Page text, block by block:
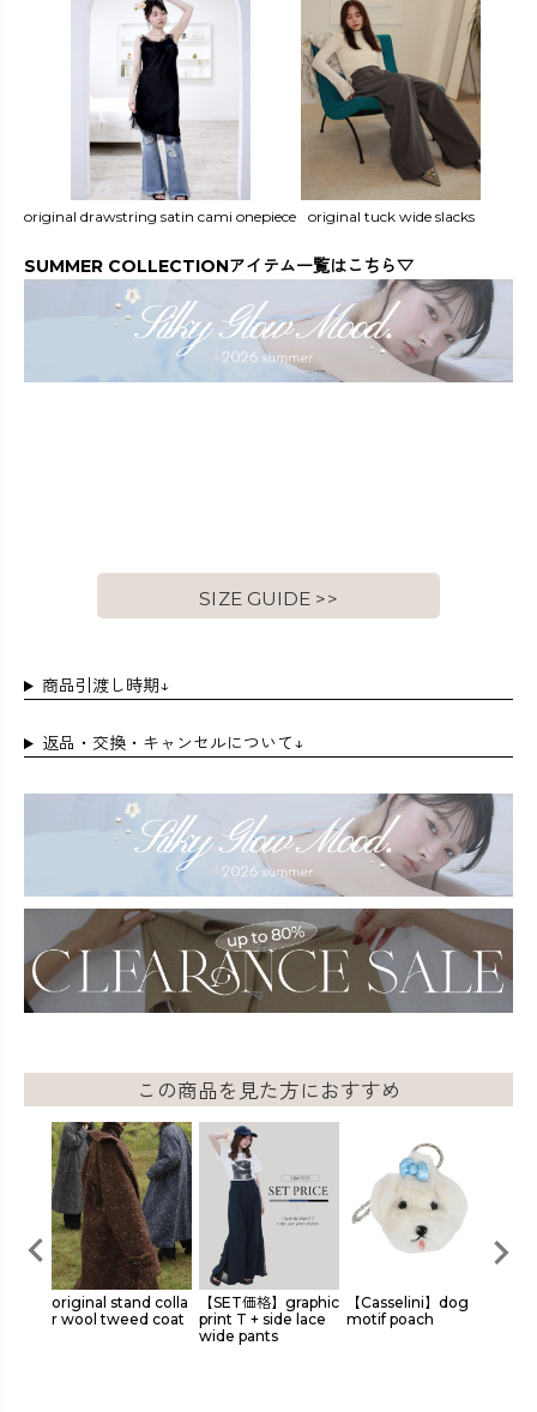
original drawstring satin cami onepiece original tuck wide slacks
SUMMER COLLECTIONアイテム一覧はこちら▽
SIZE GUIDE >>
商品引渡し時期↓
返品・交換・キャンセルについて↓
この商品を見た方におすすめ
original stand colla
r wool tweed coat
【SET価格】graphic
print T + side lace
wide pants
【Casselini】dog
motif poach